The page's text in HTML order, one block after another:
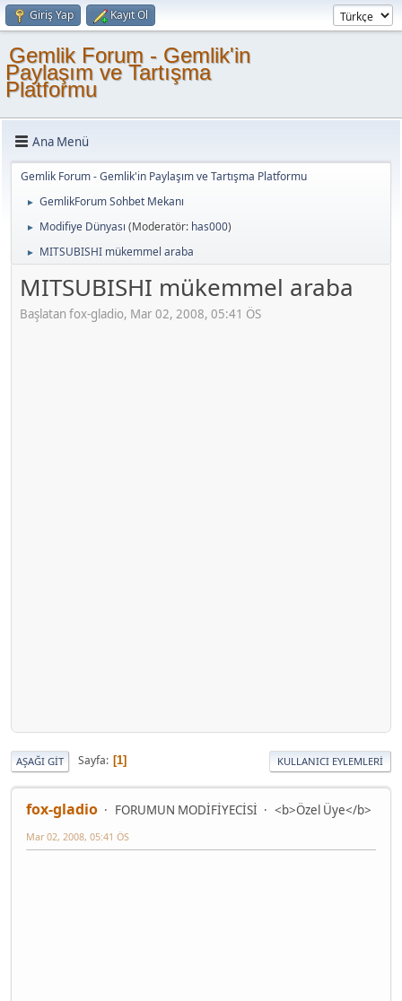
Giriş Yap Kayıt Ol
Gemlik Forum - Gemlik'in
Paylaşım ve Tartışma
Platformu
Ana Menü
Gemlik Forum - Gemlik'in Paylaşım ve Tartışma Platformu
► GemlikForum Sohbet Mekanı
► Modifiye Dünyası (Moderatör: has000)
► MITSUBISHI mükemmel araba
MITSUBISHI mükemmel araba
Başlatan fox-gladio, Mar 02, 2008, 05:41 ÖS
AŞAĞI GIT Sayfa 1 KULLANICI EYLEMLERI
fox-gladio FORUMUN MODİFİYECİSİ <b>Özel Üye</b>
Mar 02, 2008, 05:41 ÖS